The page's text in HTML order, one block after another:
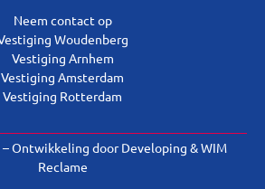
Neem contact op
Woudenberg
Vestiging Arnhem
Vestiging Amsterdam
Vestiging Rotterdam
Ontwikkeling doorDeveloping &WIM
Reclame